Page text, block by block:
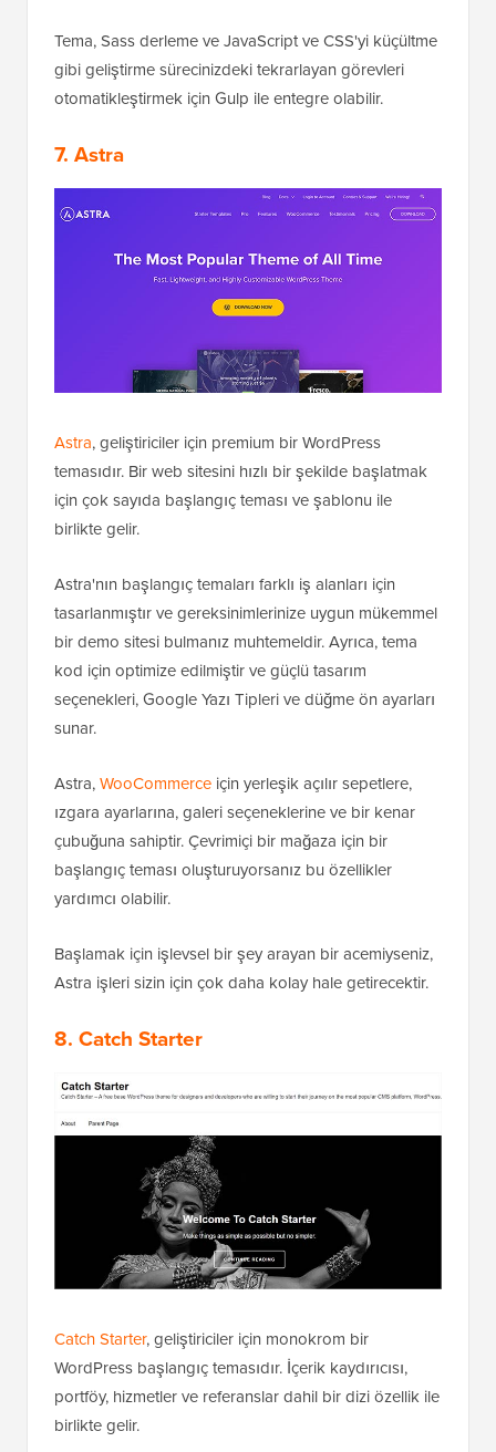
Tema, Sass derleme ve JavaScript ve CSS'yi küçültme
gibi geliştirme sürecinizdeki tekrarlayan görevleri
otomatikleştirmek için Gulp ile entegre olabilir.
7. Astra
Astra, geliştiriciler için premium bir WordPress
temasıdır. Bir web sitesini hızlı bir şekilde başlatmak
için çok sayıda başlangıç teması ve şablonu ile
birlikte gelir.
Astra'nın başlangıç temaları farklı iş alanları için
tasarlanmıştır ve gereksinimlerinize uygun mükemmel
bir demo sitesi bulmanız muhtemeldir. Ayrıca, tema
kod için optimize edilmiştir ve güçlü tasarım
seçenekleri, Google Yazı Tipleri ve düğme ön ayarları
sunar.
Astra,WooCommerce için yerleşik açılır sepetlere,
ızgara ayarlarına, galeri seçeneklerine ve bir kenar
çubuğuna sahiptir. Çevrimiçi bir mağaza için bir
başlangıç teması oluşturuyorsanız bu özellikler
yardımcı olabilir.
Başlamak için işlevsel bir şey arayan bir acemiyseniz,
Astra işleri sizin için çok daha kolay hale getirecektir.
8. Catch Starter
Catch Starter, geliştiriciler için monokrom bir
WordPress başlangıç temasıdır. İçerik kaydırıcısı,
portföy, hizmetler ve referanslar dahil bir dizi özellik ile
birlikte gelir.